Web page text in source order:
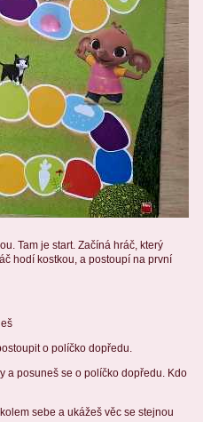
Tam je start. Začíná hráč, který
hodí kostkou, a postoupí na první
o políčko dopředu.
a posuneš se o políčko dopředu. Kdo
sebe a ukážeš věc se stejnou